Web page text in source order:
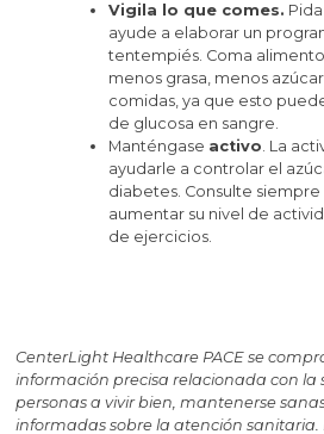
Vigila lo que comes.
ayude a elaborar un
tentempiés. Coma
menos grasa, menos
comidas, ya que esto
de glucosa en sangre.
Manténgase activo. La
ayudarle a controlar el
diabetes. Consulte
aumentar su nivel de
de ejercicios.
CenterLight Healthcare PACE se
información precisa relacionada con la
personas a vivir bien, mantenerse
informadas sobre la atención